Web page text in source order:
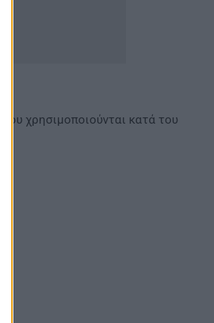
χρησιμοποιούνται κατά του